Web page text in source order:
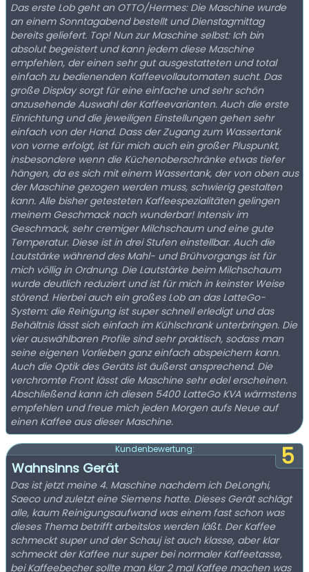
Das erste Lob geht an OTTO/Hermes: Die Maschine wurde
an einem Sonntagabend bestellt und Dienstagmittag
bereits geliefert. Top! Nun zur Maschine selbst: Ich bin
absolut begeistert und kann jedem diese Maschine
empfehlen, der einen sehr gut ausgestatteten und total
einfach zu bedienenden Kaffeevollautomaten sucht. Das
große Display sorgt für eine einfache und sehr schön
anzusehende Auswahl der Kaffeevarianten. Auch die erste
Einrichtung und die jeweiligen Einstellungen gehen sehr
einfach von der Hand. Dass der Zugang zum Wassertank
von vorne erfolgt, ist für mich auch ein großer Pluspunkt,
insbesondere wenn die Küchenoberschränke etwas tiefer
hängen, da es sich mit einem Wassertank, der von oben aus
der Maschine gezogen werden muss, schwierig gestalten
kann. Alle bisher getesteten Kaffeespezialitäten gelingen
meinem Geschmack nach wunderbar! Intensiv im
Geschmack, sehr cremiger Milchschaum und eine gute
Temperatur. Diese ist in drei Stufen einstellbar. Auch die
Lautstärke während des Mahl- und Brühvorgangs ist für
mich völlig in Ordnung. Die Lautstärke beim Milchschaum
wurde deutlich reduziert und ist für mich in keinster Weise
störend. Hierbei auch ein großes Lob an das LatteGo-
System: die Reinigung ist super schnell erledigt und das
Behältnis lässt sich einfach im Kühlschrank unterbringen. Die
vier auswählbaren Profile sind sehr praktisch, sodass man
seine eigenen Vorlieben ganz einfach abspeichern kann.
Auch die Optik des Geräts ist äußerst ansprechend. Die
verchromte Front lässt die Maschine sehr edel erscheinen.
Abschließend kann ich diesen 5400 LatteGo KVA wärmstens
empfehlen und freue mich jeden Morgen aufs Neue auf
einen Kaffee aus dieser Maschine.
5
Kundenbewertung:
Wahnsinns Gerät
Das ist jetzt meine 4. Maschine nachdem ich DeLonghi,
Saeco und zuletzt eine Siemens hatte. Dieses Gerät schlägt
alle, kaum Reinigungsaufwand was einem fast schon was
dieses Thema betrifft arbeitslos werden läßt. Der Kaffee
schmeckt super und der Schauj ist auch klasse, aber klar
schmeckt der Kaffee nur super bei normaler Kaffeetasse,
bei Kaffeebecher sollte man klar 2 mal Kaffee machen was